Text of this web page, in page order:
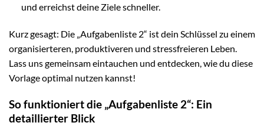
und erreichst deine Ziele schneller.
Kurz gesagt: Die „Aufgabenliste 2“ ist dein Schlüssel zu einem
organisierteren, produktiveren und stressfreieren Leben.
Lass uns gemeinsam eintauchen und entdecken, wie du diese
Vorlage optimal nutzen kannst!
So funktioniert die „Aufgabenliste 2“: Ein
detaillierter Blick